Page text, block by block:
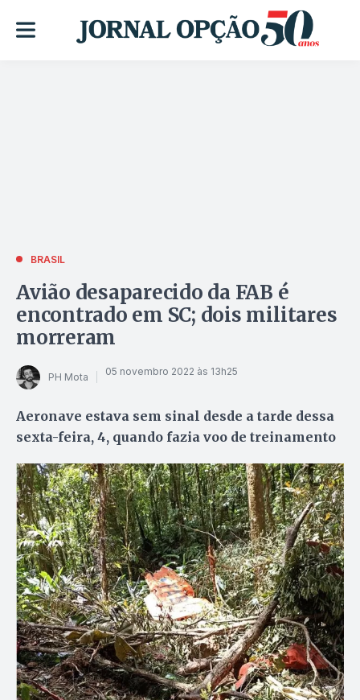
BRASIL
Avião desaparecido da FAB é
encontrado em SC; dois militares
morreram
PH Mota 05 novembro 2022 às 13h25
Aeronave estava sem sinal desde a tarde dessa
sexta-feira, 4, quando fazia voo de treinamento